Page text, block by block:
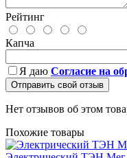
Рейтинг
Капча
Я даю Согласие на
Отправить свой отзыв
Нет отзывов об этом
Похожие товары